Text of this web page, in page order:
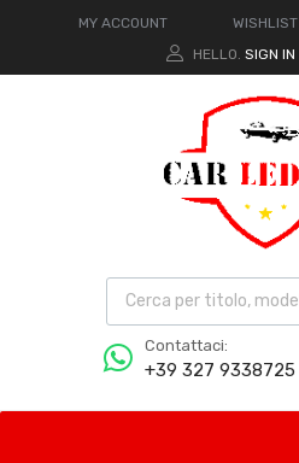
MY ACCOUNT WISHLIST
HELLO. SIGN IN
Contattaci:
+39 327 9338725